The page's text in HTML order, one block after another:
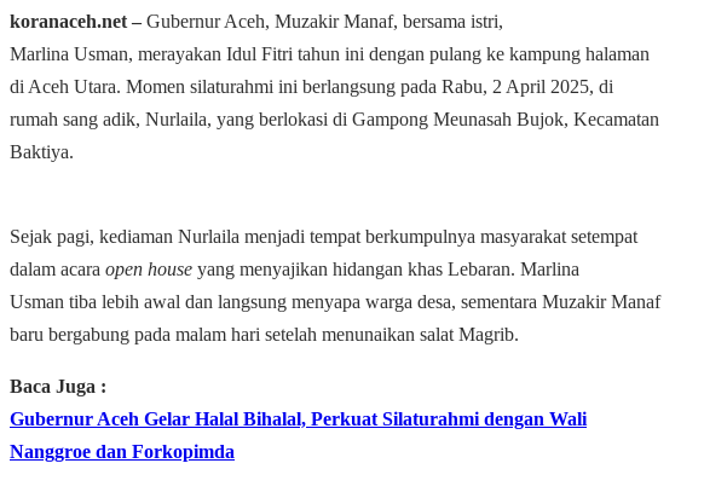
koranaceh.net ‒ Gubernur Aceh, Muzakir Manaf, bersama istri,
Marlina Usman, merayakan Idul Fitri tahun ini dengan pulang ke kampung halaman
di Aceh Utara. Momen silaturahmi ini berlangsung pada Rabu, 2 April 2025, di
rumah sang adik, Nurlaila, yang berlokasi di Gampong Meunasah Bujok, Kecamatan
Baktiya.
Sejak pagi, kediaman Nurlaila menjadi tempat berkumpulnya masyarakat setempat
dalam acara open house yang menyajikan hidangan khas Lebaran. Marlina
Usman tiba lebih awal dan langsung menyapa warga desa, sementara Muzakir Manaf
baru bergabung pada malam hari setelah menunaikan salat Magrib.
Baca Juga :
Gubernur Aceh Gelar Halal Bihalal, Perkuat Silaturahmi dengan Wali
Nanggroe dan Forkopimda